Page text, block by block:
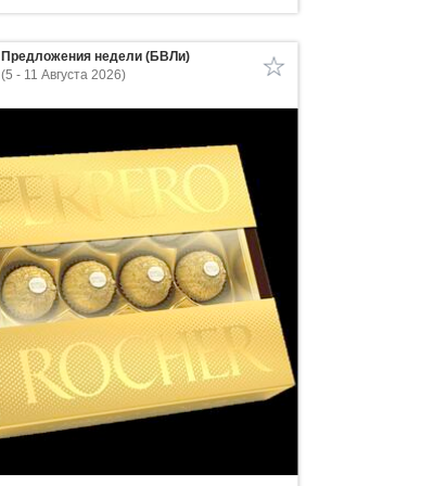
Предложения недели (БВЛи)
(5 - 11 Августа 2026)